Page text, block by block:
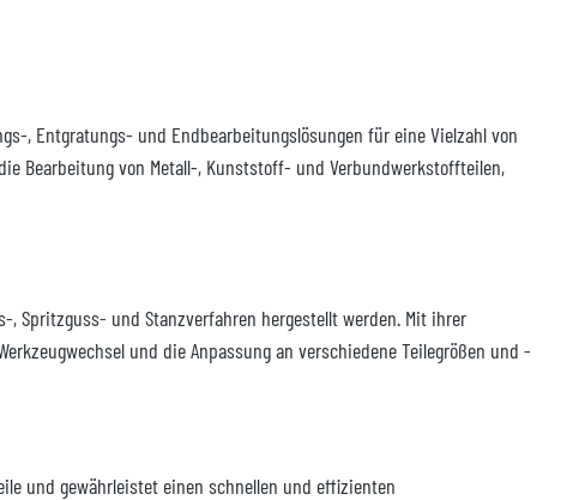
, Entgratungs- und Endbearbeitungslösungen für eine Vielzahl von
Bearbeitung von Metall-, Kunststoff- und Verbundwerkstoffteilen,
Spritzguss- und Stanzverfahren hergestellt werden. Mit ihrer
und die Anpassung an verschiedene Teilegrößen und -
und gewährleistet einen schnellen und effizienten